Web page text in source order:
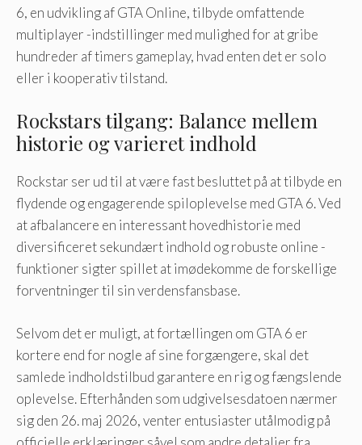
6, en udvikling af GTA Online, tilbyde omfattende
multiplayer -indstillinger med mulighed for at gribe
hundreder af timers gameplay, hvad enten det er solo
eller i kooperativ tilstand.
Rockstars tilgang: Balance mellem
historie og varieret indhold
Rockstar ser ud til at være fast besluttet på at tilbyde en
flydende og engagerende spiloplevelse med GTA 6. Ved
at afbalancere en interessant hovedhistorie med
diversificeret sekundært indhold og robuste online -
funktioner sigter spillet at imødekomme de forskellige
forventninger til sin verdensfansbase.
Selvom det er muligt, at fortællingen om GTA 6 er
kortere end for nogle af sine forgængere, skal det
samlede indholdstilbud garantere en rig og fængslende
oplevelse. Efterhånden som udgivelsesdatoen nærmer
sig den 26. maj 2026, venter entusiaster utålmodig på